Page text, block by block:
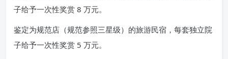
子给予一次性奖赏 8 万元。
鉴定为规范店（规范参照三星级）的旅游民宿，每套独立院
子给予一次性奖赏 5 万元。